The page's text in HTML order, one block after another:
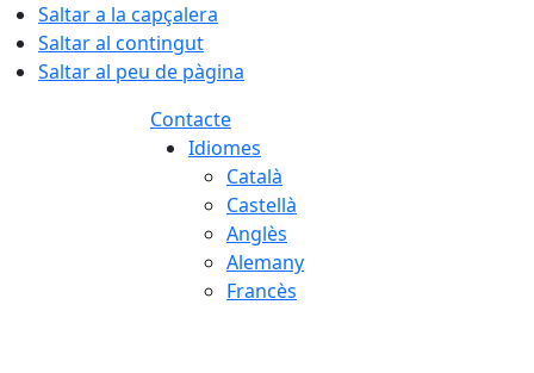
Saltar a la capçalera
Saltar al contingut
Saltar al peu de pàgina
Contacte
Idiomes
Català
Castellà
Anglès
Alemany
Francès